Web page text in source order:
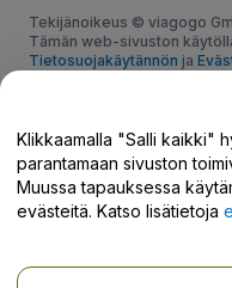
Tekijänoikeus © viagogo
Tämän web-sivuston
Tietosuojakäytännön ja
Klikkaamalla "Salli kaikki"
parantamaan sivuston
Muussa tapauksessa
evästeitä. Katso lisätietoja